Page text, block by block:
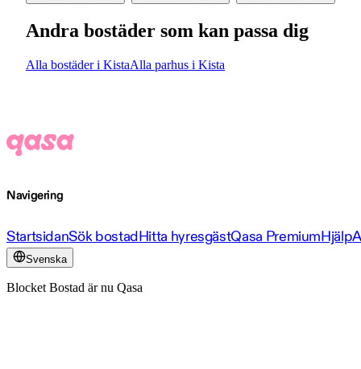
Andra bostäder som kan passa dig
Alla bostäder i KistaAlla parhus i Kista
Navigering
StartsidanSök bostadHitta hyresgästQasa PremiumHjälp
Svenska
Blocket Bostad är nu Qasa